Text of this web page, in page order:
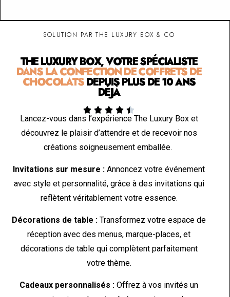
SOLUTION PAR THE LUXURY BOX & CO
THE LUXURY BOX, VOTRE SPÉCIALISTE
DANS LA CONFECTION DE COFFRETS DE
CHOCOLATSDEPUIS PLUS DE 10 ANS
DÉJÀ
    
Lancez-vous dans l’expérience The Luxury Box et
découvrez le plaisir d’attendre et de recevoir nos
créations soigneusement emballée.
Invitations sur mesure : Annoncez votre événement
avec style et personnalité, grâce à des invitations qui
reflètent véritablement votre essence.
Décorations de table : Transformez votre espace de
réception avec des menus, marque-places, et
décorations de table qui complètent parfaitement
votre thème.
Cadeaux personnalisés : Offrez à vos invités un